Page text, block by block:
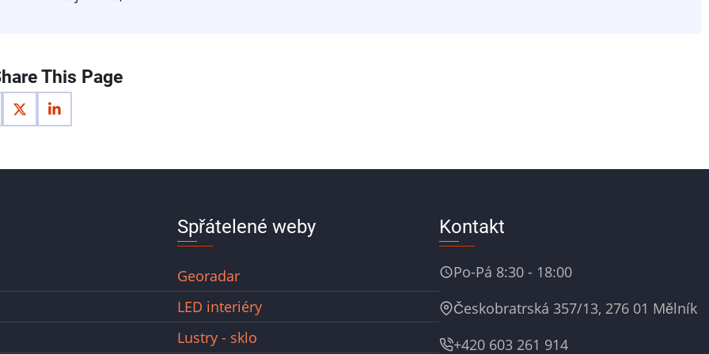
This Page
Spřátelené weby
Georadar
LED interiéry
Lustry - sklo
Kontakt
Po-Pá 8:30 - 18:00
Českobratrská 357/13, 276 01 Mělník
+420 603 261 914